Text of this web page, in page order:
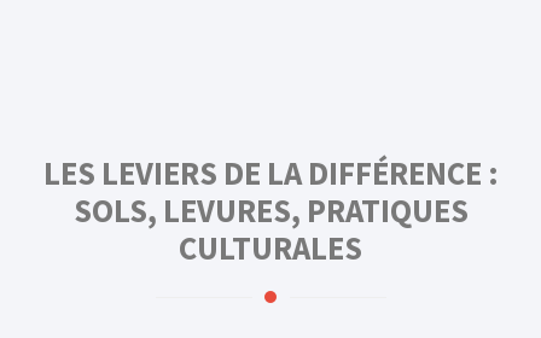
LES LEVIERS DE LA DIFFÉRENCE :
SOLS, LEVURES, PRATIQUES
CULTURALES